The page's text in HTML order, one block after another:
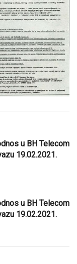
u BH Telecom
19.02.2021.
u BH Telecom
19.02.2021.